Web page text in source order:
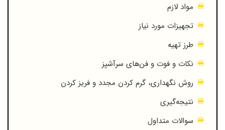
مواد لازم
تجهیزات مورد نیاز
طرز تهیه
نکات و فوت و فن‌های سرآشپز
روش نگهداری، گرم کردن مجدد و فریز کردن
نتیجه‌گیری
سوالات متداول